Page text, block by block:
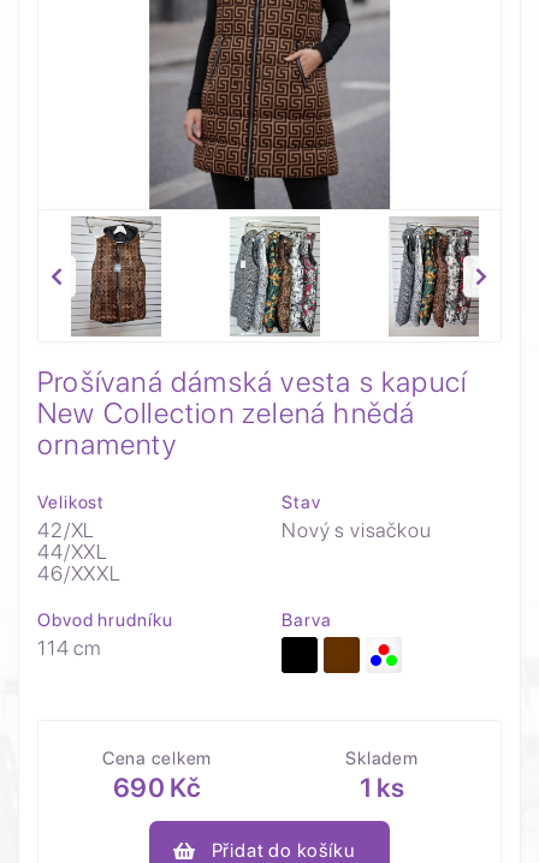
Prošívaná dámská vesta s kapucí
New Collection zelená hnědá
ornamenty
Velikost
42/XL
44/XXL
46/XXXL
Stav
Nový s visačkou
Obvod hrudníku
114 cm
Barva
Cena celkem
690 Kč
Skladem
1 ks
Přidat do košíku